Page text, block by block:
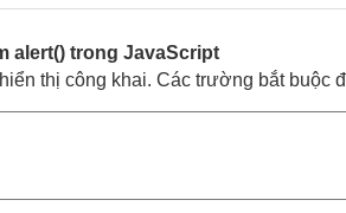
alert() trong JavaScript
thị công khai. Các trường bắt buộc